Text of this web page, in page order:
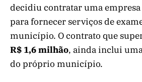
decidiu contratar uma
para fornecer serviços de
município. O contrato que
R$ 1,6 milhão, ainda inclui
do próprio município.